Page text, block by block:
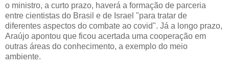
o ministro, a curto prazo, haverá a formação de parceria
entre cientistas do Brasil e de Israel "para tratar de
diferentes aspectos do combate ao covid". Já a longo prazo,
Araújo apontou que ficou acertada uma cooperação em
outras áreas do conhecimento, a exemplo do meio
ambiente.